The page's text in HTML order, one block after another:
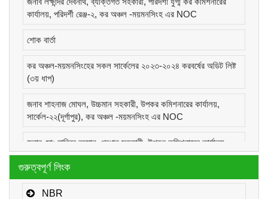
কার্যালয়, পরিদর্শী রেঞ্জ-২, কর অঞ্চল -ময়মনসিংহ এর NOC
শোক বার্তা
কর অঞ্চল-ময়মনসিংহের সকল সার্কেলের ২০২৩-২০২৪ করবর্ষের অডিট লিষ্ট
(৩য় ধাপ)
জনাব শাহনাজ মোঘল, উচ্চমান সহকারী, উপকর কমিশনারের কার্যালয়,
সার্কেল-২২(দূর্গাপুর), কর অঞ্চল -ময়মনসিংহ এর NOC
জনাব মোঃ হাবিবুর রহমান, প্রধান সহকারী, উপকর কমিশনারের কার্যালয়,
সার্কেল-১(কোম্পানীজ), কর অঞ্চল -ময়মনসিংহ এর NOC
জনাব মোঃ মোরাদুজ্জামান, সাঁট মুদ্রাক্ষরিক কাম-কম্পিউটার অপারেটর, উপকর
কমিশনারের কার্যালয়, সার্কেল-১(কোম্পানীজ), কর অঞ্চল -ময়মনসিংহ এর
গুরুত্বপূর্ণ লিংক
NBR